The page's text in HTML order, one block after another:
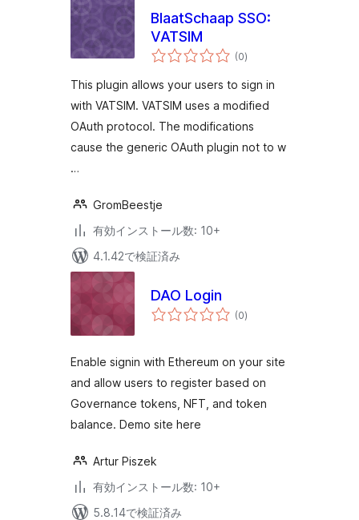
BlaatSchaap SSO:
VATSIM
(0個
の
価
)
This plugin allows your users to sign in
with VATSIM. VATSIM uses a modified
OAuth protocol. The modifications
cause the generic OAuth plugin not to w
…
GromBeestje
有効インストール数: 10+
4.1.42で検証済み
DAO Login
(0個
の)
Enable signin with Ethereum on your site
and allow users to register based on
Governance tokens, NFT, and token
balance. Demo site here
Artur Piszek
有効インストール数: 10+
5.8.14で検証済み